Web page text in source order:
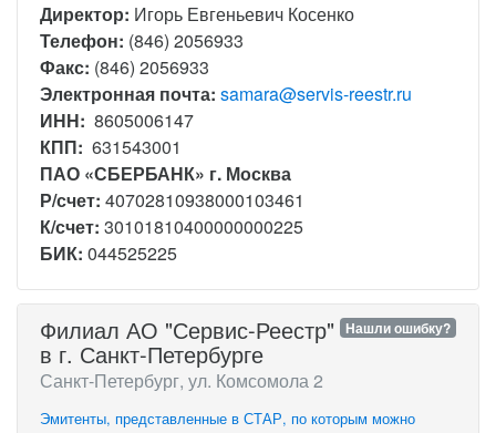
Директор: Игорь Евгеньевич Косенко
Телефон: (846) 2056933
Факс: (846) 2056933
Электронная почта: samara@servis-reestr.ru
ИНН: 8605006147
КПП: 631543001
ПАО «СБЕРБАНК» г. Москва
Р/счет: 40702810938000103461
К/счет: 30101810400000000225
БИК: 044525225
Нашли ошибку?
Филиал АО "Сервис-Реестр"
в г. Санкт-Петербурге
Санкт-Петербург, ул. Комсомола 2
Эмитенты, представленные в СТАР, по которым можно